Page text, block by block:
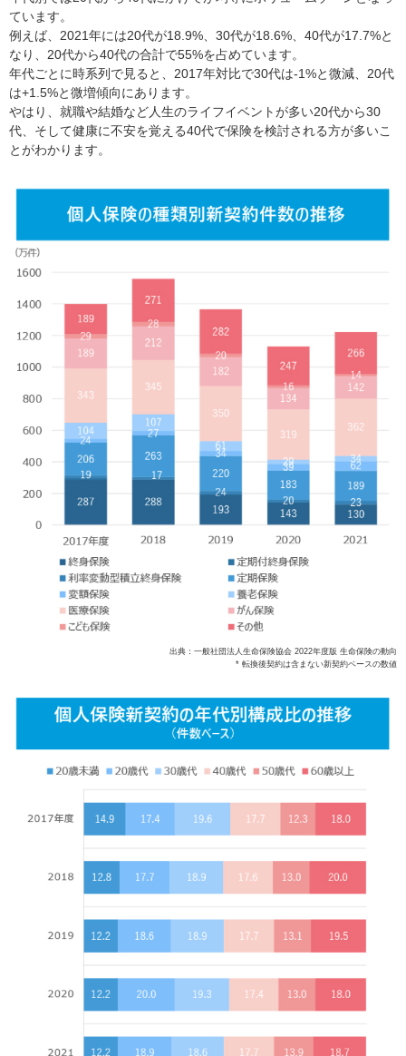
ています。
例えば、2021年には20代が18.9%、30代が18.6%、40代が17.7%と
なり、20代から40代の合計で55%を占めています。
年代ごとに時系列で見ると、2017年対比で30代は-1%と微減、20代
は+1.5%と微増傾向にあります。
やはり、就職や結婚など人生のライフイベントが多い20代から30
代、そして健康に不安を覚える40代で保険を検討される方が多いこ
とがわかります。
出典：一般社団法人生命保険協会 2022年度版 生命保険の動向
* 転換後契約は含まない新契約ベースの数値